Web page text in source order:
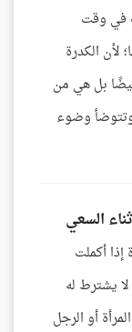
في وقت
لأن الكدرة
حيضًا بل هي من
وضوء
السعي
أكملت
يشترط له
أو الرجل